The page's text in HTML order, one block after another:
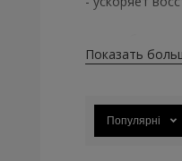
- отвечает за
Показать
Популярні